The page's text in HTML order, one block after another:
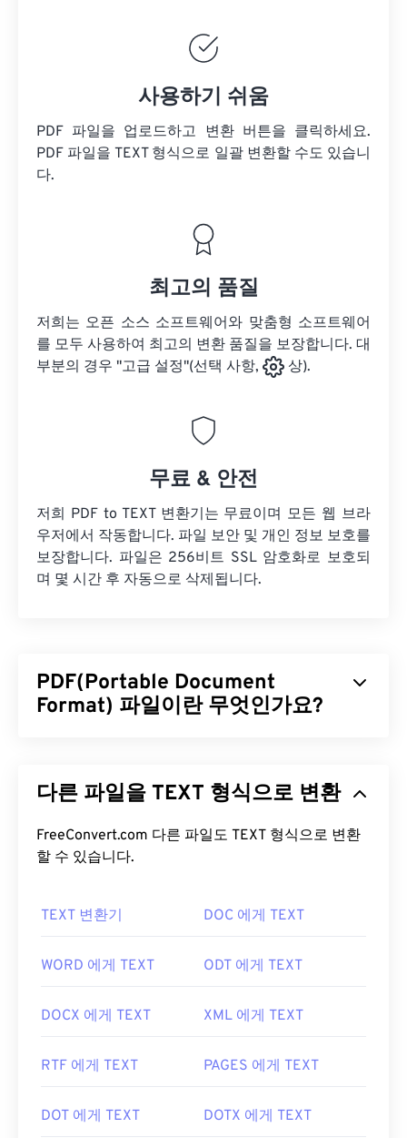
사용하기 쉬움
PDF 파일을 업로드하고 변환 버튼을 클릭하세요.
PDF 파일을 TEXT 형식으로 일괄 변환할 수도 있습니
다.
최고의 품질
저희는 오픈 소스 소프트웨어와 맞춤형 소프트웨어
를 모두 사용하여 최고의 변환 품질을 보장합니다. 대
부분의 경우 "고급 설정"(선택 사항,
상).
무료 & 안전
저희 PDF to TEXT 변환기는 무료이며 모든 웹 브라
우저에서 작동합니다. 파일 보안 및 개인 정보 보호를
보장합니다. 파일은 256비트 SSL 암호화로 보호되
며 몇 시간 후 자동으로 삭제됩니다.
PDF(Portable Document
Format) 파일이란 무엇인가요?
로, 오늘날 가장 널리 사용되는 파일 형식 중 하나입
그대로 유지할 수 있기 때문입니다. PDF 파일은 어떤
기기나 운영 체제에서든 항상 동일하게 표시됩니다.
PDF 파일을 어떻게 여나요?
Adobe Acrobat Reader를
사용합니다. Adobe는
연 가장인기 있는 무료 PDF 리더입니다. 사용하기
는 전혀 어렵지 않지만, 제 생각에는 불필요하거나 원
프로그램입니다.
PDF 파일을 자동으로 열 수 있습니다. 추가 기능이나
다른 파일을 TEXT 형식으로 변환
FreeConvert.com 다른 파일도 TEXT 형식으로 변환
할 수 있습니다.
TEXT 변환기 DOC 에게 TEXT
WORD 에게 TEXT ODT 에게 TEXT
DOCX 에게 TEXT XML 에게 TEXT
RTF 에게 TEXT PAGES 에게 TEXT
DOT 에게 TEXT DOTX 에게 TEXT